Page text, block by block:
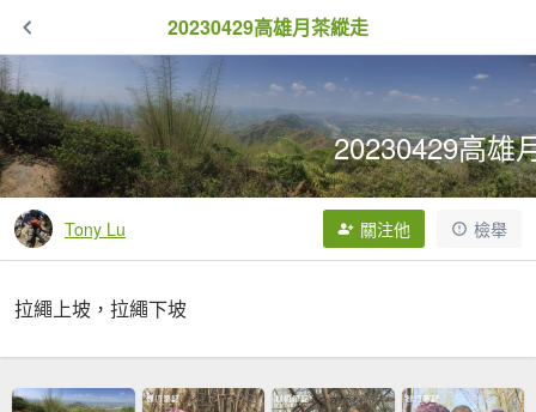
20230429高雄月茶縱走
20230429高雄
150次拍手
18,744次點閱
Tony Lu
關注他 檢舉
拉繩上坡，拉繩下坡